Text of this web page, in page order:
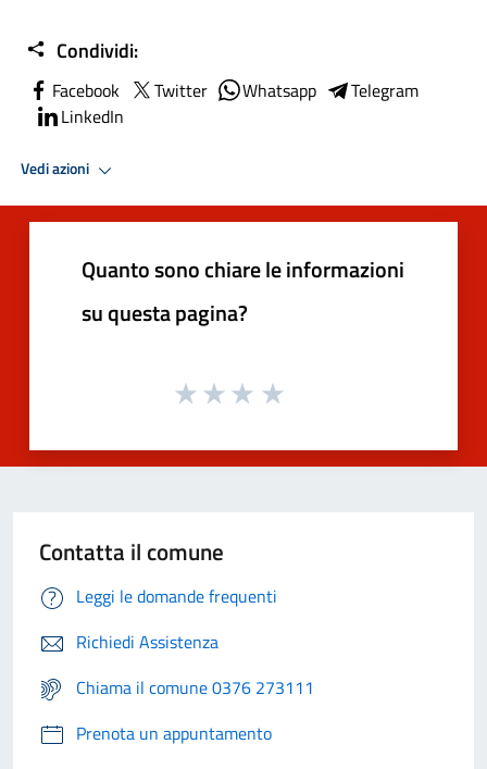
Condividi:
Facebook Twitter Whatsapp
Telegram
LinkedIn
Vedi azioni
Quanto sono chiare le informazioni
su questa pagina?
Contatta il comune
Leggi le domande frequenti
Richiedi Assistenza
Chiama il comune 0376 273111
Prenota un appuntamento